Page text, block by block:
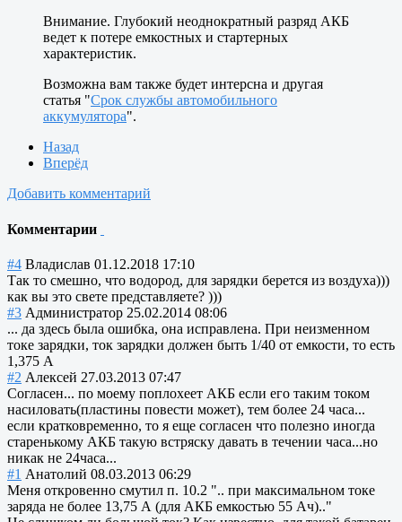
Внимание. Глубокий неоднократный разряд АКБ
ведет к потере емкостных и стартерных
характеристик.
Возможна вам также будет интерсна и другая
статья "Срок службы автомобильного
аккумулятора".
Назад
Вперёд
Добавить комментарий
Комментарии
#4 Владислав 01.12.2018 17:10
Так то смешно, что водород, для зарядки берется из воздуха)))
как вы это свете представляете? )))
#3 Администратор 25.02.2014 08:06
... да здесь была ошибка, она исправлена. При неизменном
токе зарядки, ток зарядки должен быть 1/40 от емкости, то есть
1,375 А
#2 Алексей 27.03.2013 07:47
Согласен... по моему поплохеет АКБ если его таким током
насиловать(пластины повести может), тем более 24 часа...
если кратковременно, то я еще согласен что полезно иногда
старенькому АКБ такую встряску давать в течении часа...но
никак не 24часа...
#1 Анатолий 08.03.2013 06:29
Меня откровенно смутил п. 10.2 ".. при максимальном токе
заряда не более 13,75 А (для АКБ емкостью 55 Ач).."